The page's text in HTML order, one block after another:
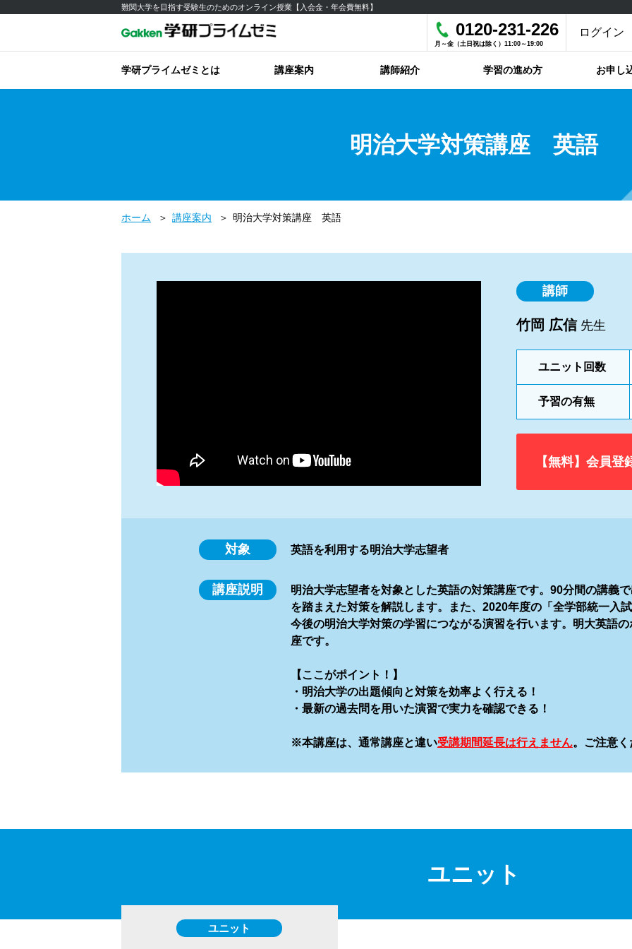
難関大学を目指す受験生のためのオンライン授業【入会金・年会費無料】
0120-231-226
月～金（土日祝は除く）11:00～19:00
ログイン
学研プライムゼミとは 講座案内 講師紹介 学習の進め方 お申し
明治大学対策講座 英語
ホーム 講座案内 明治大学対策講座 英語
講師
竹岡 広信先生
ユニット回数
予習の有無
【無料】会員
対象 英語を利用する明治大学志望者
講座説明
明治大学志望者を対象とした英語の対策講座です。90分間の講義
を踏まえた対策を解説します。また、2020年度の「全学部統一入
今後の明治大学対策の学習につながる演習を行います。明大英語
座です。
【ここがポイント！】
・明治大学の出題傾向と対策を効率よく行える！
・最新の過去問を用いた演習で実力を確認できる！
※本講座は、通常講座と違い受講期間延長は行えません。ご注意
ユニット
ユニット